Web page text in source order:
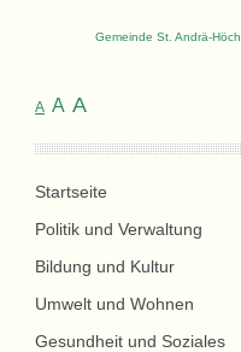
Gemeinde St. Andrä-Höch
A A A
Startseite
Politik und Verwaltung
Bildung und Kultur
Umwelt und Wohnen
Gesundheit und Soziales